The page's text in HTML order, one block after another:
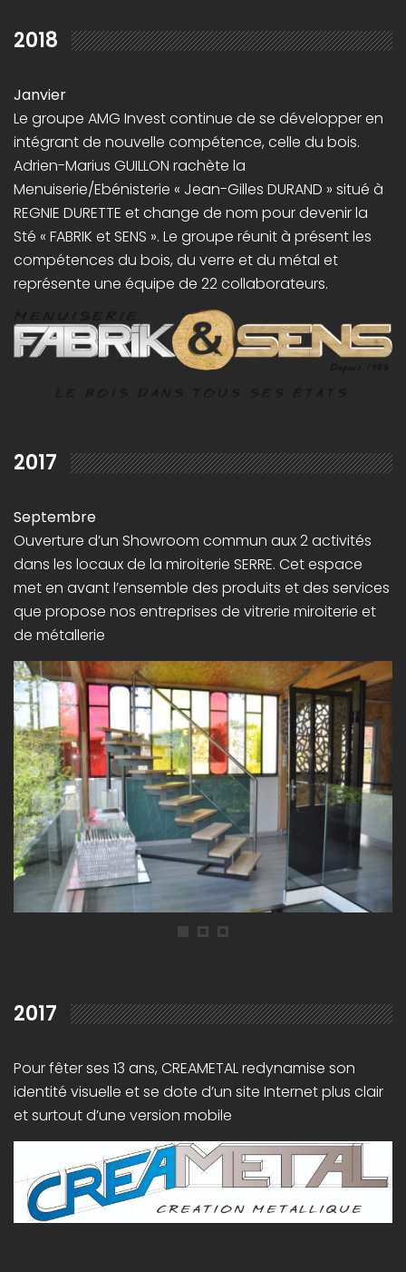
2018
Janvier
Le groupe AMG Invest continue de se développer en
intégrant de nouvelle compétence, celle du bois.
Adrien-Marius GUILLON rachète la
Menuiserie/Ebénisterie « Jean-Gilles DURAND » situé à
REGNIE DURETTE et change de nom pour devenir la
Sté « FABRIK et SENS ». Le groupe réunit à présent les
compétences du bois, du verre et du métal et
représente une équipe de 22 collaborateurs.
2017
Septembre
Ouverture d’un Showroom commun aux 2 activités
dans les locaux de la miroiterie SERRE. Cet espace
met en avant l’ensemble des produits et des services
que propose nos entreprises de vitrerie miroiterie et
de métallerie
2017
Pour fêter ses 13 ans, CREAMETAL redynamise son
identité visuelle et se dote d’un site Internet plus clair
et surtout d’une version mobile